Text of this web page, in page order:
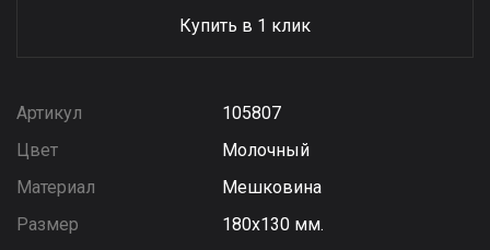
Купить в 1 клик
Артикул
105807
Цвет
Молочный
Материал
Мешковина
Размер
180х130 мм.